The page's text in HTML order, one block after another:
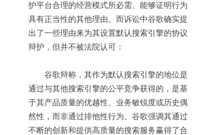
护平台合理的经营模式所必需、能够证明行为
具有正当性的其他理由。而诉讼中谷歌确实提
出了一些理由来为其设置默认搜索引擎的协议
辩护，但并不被法院认可：
谷歌辩称，其作为默认搜索引擎的地位是
通过与其他搜索引擎的公平竞争获得的，是基
于其产品质量的优越性、业务敏锐度或历史偶
然性，而非通过排他性行为。谷歌强调其通过
不断的创新和提供高质量的搜索服务赢得了合